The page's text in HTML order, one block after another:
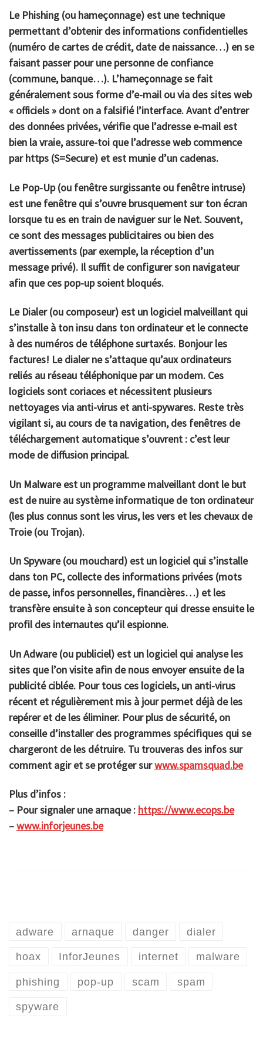
Le Phishing (ou hameçonnage) est une technique
permettant d’obtenir des informations confidentielles
(numéro de cartes de crédit, date de naissance…) en se
faisant passer pour une personne de confiance
(commune, banque…). L’hameçonnage se fait
généralement sous forme d’e-mail ou via des sites web
« officiels » dont on a falsifié l’interface. Avant d’entrer
des données privées, vérifie que l’adresse e-mail est
bien la vraie, assure-toi que l’adresse web commence
par https (S=Secure) et est munie d’un cadenas.
Le Pop-Up(ou fenêtre surgissante ou fenêtre intruse)
est une fenêtre qui s’ouvre brusquement sur ton écran
lorsque tu es en train de naviguer sur le Net. Souvent,
ce sont des messages publicitaires ou bien des
avertissements (par exemple, la réception d’un
message privé). Il suffit de configurer son navigateur
afin que ces pop-up soient bloqués.
Le Dialer(ou composeur) est un logiciel malveillant qui
s’installe à ton insu dans ton ordinateur et le connecte
à des numéros de téléphone surtaxés. Bonjour les
factures! Le dialer ne s’attaque qu’aux ordinateurs
reliés au réseau téléphonique par un modem. Ces
logiciels sont coriaces et nécessitent plusieurs
nettoyages via anti-virus et anti-spywares. Reste très
vigilant si, au cours de ta navigation, des fenêtres de
téléchargement automatique s’ouvrent : c’est leur
mode de diffusion principal.
Un Malwareest un programme malveillant dont le but
est de nuire au système informatique de ton ordinateur
(les plus connus sont les virus, les vers et les chevaux de
Troie (ou Trojan).
UnSpyware(ou mouchard) est un logiciel qui s’installe
dans ton PC, collecte des informations privées (mots
de passe, infos personnelles, financières…) et les
transfère ensuite à son concepteur qui dresse ensuite le
profil des internautes qu’il espionne.
UnAdware(ou publiciel) est un logiciel qui analyse les
sites que l’on visite afin de nous envoyer ensuite de la
publicité ciblée. Pour tous ces logiciels, un anti-virus
récent et régulièrement mis à jour permet déjà de les
repérer et de les éliminer. Pour plus de sécurité, on
conseille d’installer des programmes spécifiques qui se
chargeront de les détruire. Tu trouveras des infos sur
comment agir et se protéger surwww.spamsquad.be
Plus d’infos :
– Pour signaler une arnaque : https://www.ecops.be
–www.inforjeunes.be
adware arnaque danger dialer
hoax InforJeunes internet malware
phishing pop-up scam spam
spyware